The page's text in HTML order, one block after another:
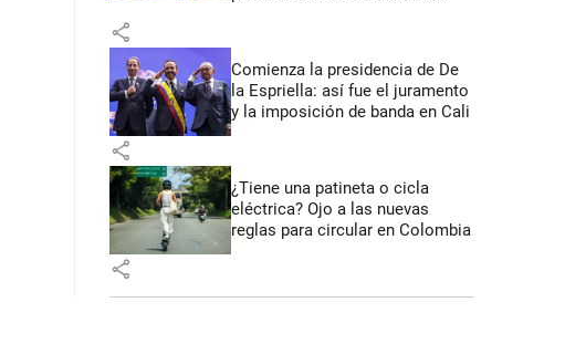
share
Comienza la presidencia de De
la Espriella: así fue el juramento
y la imposición de banda en Cali
share
¿Tiene una patineta o cicla
eléctrica? Ojo a las nuevas
reglas para circular en Colombia
share